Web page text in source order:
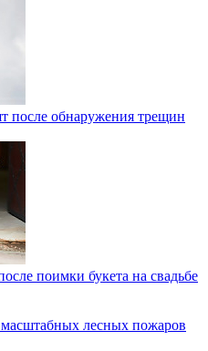
после обнаружения трещин
поимки букета на свадьбе
лесных пожаров